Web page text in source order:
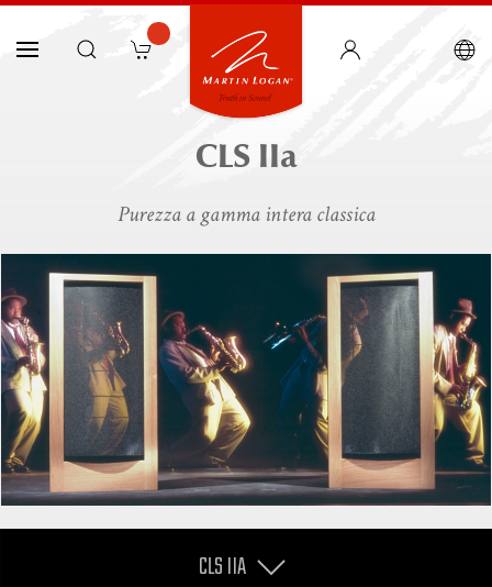
CLS IIa
Purezza a gamma intera classica
CLS IIA